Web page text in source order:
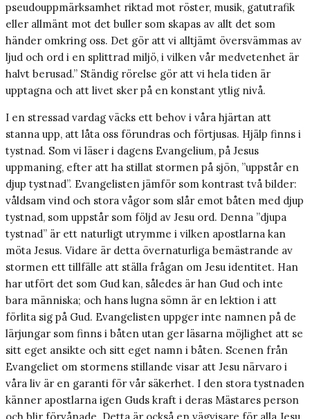
pseudouppmärksamhet riktad mot röster, musik, gatutrafik
eller allmänt mot det buller som skapas av allt det som
händer omkring oss. Det gör att vi alltjämt översvämmas av
ljud och ord i en splittrad miljö, i vilken vår medvetenhet är
halvt berusad.” Ständig rörelse gör att vi hela tiden är
upptagna och att livet sker på en konstant ytlig nivå.
I en stressad vardag väcks ett behov i våra hjärtan att
stanna upp, att låta oss förundras och förtjusas. Hjälp finns i
tystnad. Som vi läser i dagens Evangelium, på Jesus
uppmaning, efter att ha stillat stormen på sjön, ”uppstår en
djup tystnad”. Evangelisten jämför som kontrast två bilder:
våldsam vind och stora vågor som slår emot båten med djup
tystnad, som uppstår som följd av Jesu ord. Denna ”djupa
tystnad” är ett naturligt utrymme i vilken apostlarna kan
möta Jesus. Vidare är detta övernaturliga bemästrande av
stormen ett tillfälle att ställa frågan om Jesu identitet. Han
har utfört det som Gud kan, således är han Gud och inte
bara människa; och hans lugna sömn är en lektion i att
förlita sig på Gud. Evangelisten uppger inte namnen på de
lärjungar som finns i båten utan ger läsarna möjlighet att se
sitt eget ansikte och sitt eget namn i båten. Scenen från
Evangeliet om stormens stillande visar att Jesu närvaro i
våra liv är en garanti för vår säkerhet. I den stora tystnaden
känner apostlarna igen Guds kraft i deras Mästares person